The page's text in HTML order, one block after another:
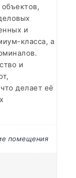
и
класса, а
и
делает её
помещения